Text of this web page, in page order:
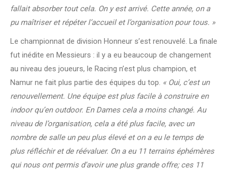
fallait absorber tout cela. On y est arrivé. Cette année, on a
pu maîtriser et répéter l’accueil et l’organisation pour tous. »
Le championnat de division Honneur s’est renouvelé. La finale
fut inédite en Messieurs : il y a eu beaucoup de changement
au niveau des joueurs, le Racing n’est plus champion, et
Namur ne fait plus partie des équipes du top. « Oui, c’est un
renouvellement. Une équipe est plus facile à construire en
indoor qu’en outdoor. En Dames cela a moins changé. Au
niveau de l’organisation, cela a été plus facile, avec un
nombre de salle un peu plus élevé et on a eu le temps de
plus réfléchir et de réévaluer. On a eu 11 terrains éphémères
qui nous ont permis d’avoir une plus grande offre; ces 11